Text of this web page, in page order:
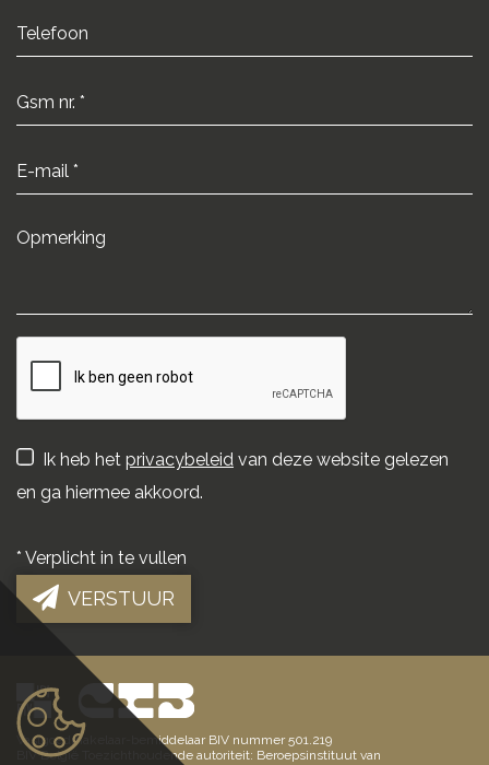
Ik heb het privacybeleid van deze website gelezen
en ga hiermee akkoord.
* Verplicht in te vullen
VERSTUUR
Vastgoedmakelaar-bemiddelaar BIV nummer 501.219
BIV België Toezichthoudende autoriteit: Beroepsinstituut van